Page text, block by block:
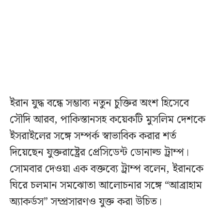
ইরান যুদ্ধ বন্ধে সম্ভাব্য নতুন চুক্তির অংশ হিসেবে
সৌদি আরব, পাকিস্তানসহ কয়েকটি মুসলিম দেশকে
ইসরাইলের সঙ্গে সম্পর্ক স্বাভাবিক করার শর্ত
দিয়েছেন যুক্তরাষ্ট্রের প্রেসিডেন্ট ডোনাল্ড ট্রাম্প।
সোমবার দেওয়া এক বক্তব্যে ট্রাম্প বলেন, ইরানকে
ঘিরে চলমান সমঝোতা আলোচনার সঙ্গে “আব্রাহাম
অ্যাকর্ডস” সম্প্রসারণও যুক্ত করা উচিত।